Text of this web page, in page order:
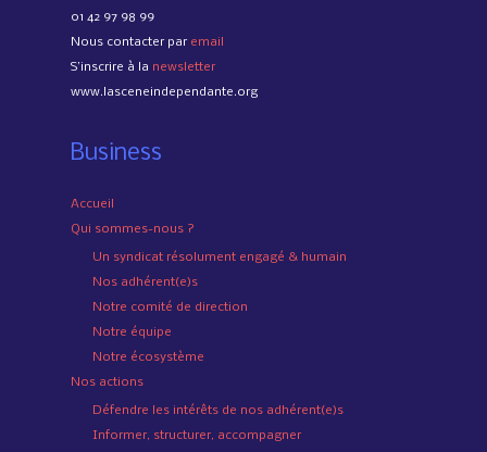
01 42 97 98 99
Nous contacter par email
S’inscrire à la newsletter
www.lasceneindependante.org
Business
Accueil
Qui sommes-nous ?
Un syndicat résolument engagé & humain
Nos adhérent(e)s
Notre comité de direction
Notre équipe
Notre écosystème
Nos actions
Défendre les intérêts de nos adhérent(e)s
Informer, structurer, accompagner